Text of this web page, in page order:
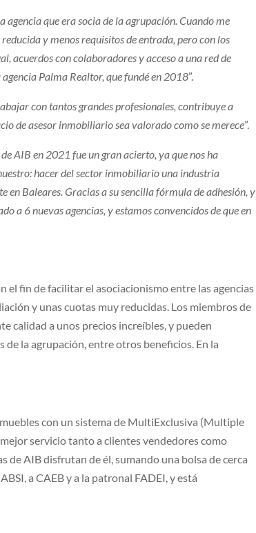
que era socia de la agrupación. Cuando me
y menos requisitos de entrada, pero con los
acuerdos con colaboradores y acceso a una red de
Palma Realtor, que fundé en 2018”.
con tantos grandes profesionales, contribuye a
de asesor inmobiliario sea valorado como se merece”.
AIB en 2021 fue un gran acierto, ya que nos ha
hacer del sector inmobiliario una industria
en Baleares. Gracias a su sencilla fórmula de adhesión, y
a 6 nuevas agencias, y estamos convencidos de que en
el fin de facilitar el asociacionismo entre las agencias
y unas cuotas muy reducidas. Los miembros de
calidad a unos precios increíbles, y pueden
de la agrupación, entre otros beneficios. En la
con un sistema de MultiExclusiva (Multiple
servicio tanto a clientes vendedores como
de AIB disfrutan de él, sumando una bolsa de cerca
a CAEB y a la patronal FADEI, y está